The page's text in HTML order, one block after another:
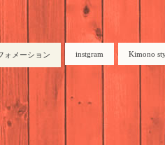
ォメーション instgram Kimono